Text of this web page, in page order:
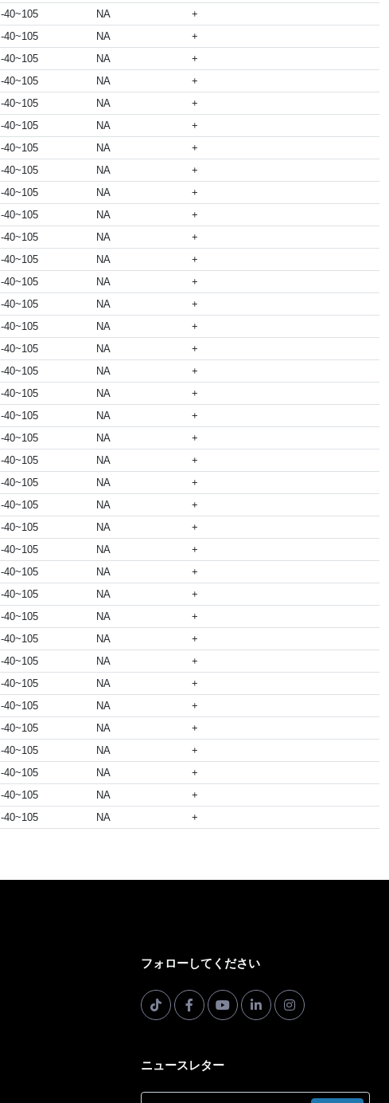
-40~105 NA
+
-40~105 NA
+
-40~105 NA
+
-40~105 NA
+
-40~105 NA
+
-40~105 NA
+
-40~105 NA
+
-40~105 NA
+
-40~105 NA
+
-40~105 NA
+
-40~105 NA
+
-40~105 NA
+
-40~105 NA
+
-40~105 NA
+
-40~105 NA
+
-40~105 NA
+
-40~105 NA
+
-40~105 NA
+
-40~105 NA
+
-40~105 NA
+
-40~105 NA
+
-40~105 NA
+
-40~105 NA
+
-40~105 NA
+
-40~105 NA
+
-40~105 NA
+
-40~105 NA
+
-40~105 NA
+
-40~105 NA
+
-40~105 NA
+
-40~105 NA
+
-40~105 NA
+
-40~105 NA
+
-40~105 NA
+
-40~105 NA
+
-40~105 NA
+
-40~105 NA +
フォローしてください
ニュースレター